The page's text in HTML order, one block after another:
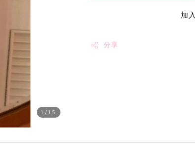
1 /15
加
分享